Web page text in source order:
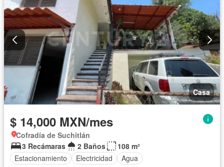
Casa
$ 14,000 MXN/mes
Cofradía de Suchitlán
3 Recámaras
2 Baños
108 m²
Estacionamiento
Electricidad Agua